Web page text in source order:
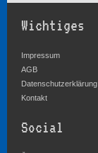
Wichtiges
Impressum
AGB
Datenschutzerklärung
Kontakt
Social